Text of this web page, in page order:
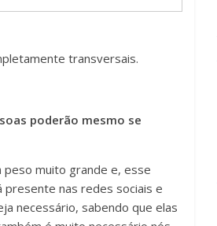
transversais.
poderão mesmo se
peso muito grande e, esse
nas redes sociais e
necessário, sabendo que elas